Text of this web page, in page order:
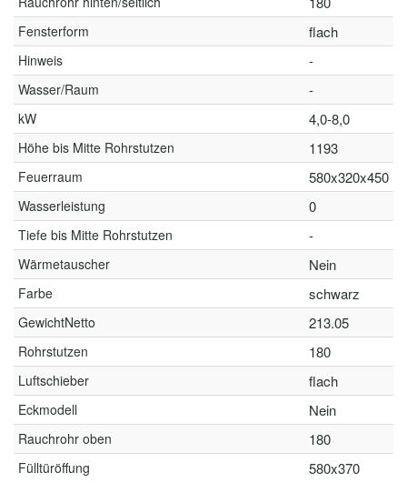
Fensterform flach
Hinweis -
Wasser/Raum -
kW 4,0-8,0
Höhe bis Mitte Rohrstutzen 1193
Feuerraum 580x320x450
Wasserleistung 0
Tiefe bis Mitte Rohrstutzen -
Wärmetauscher Nein
Farbe schwarz
GewichtNetto 213.05
Rohrstutzen 180
Luftschieber flach
Eckmodell Nein
Rauchrohr oben 180
Fülltüröffung 580x370